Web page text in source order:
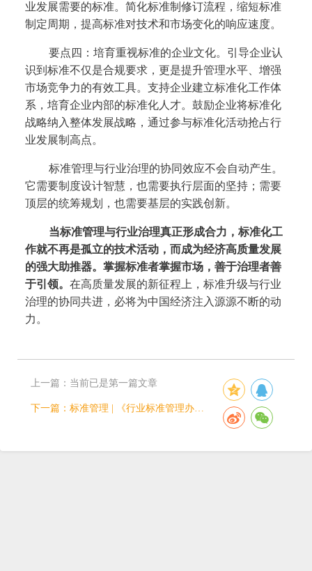
业发展需要的标准。简化标准制修订流程，缩短标准
制定周期，提高标准对技术和市场变化的响应速度。
要点四：培育重视标准的企业文化。 引导企业认
识到标准不仅是合规要求，更是提升管理水平、增强
市场竞争力的有效工具。支持企业建立标准化工作体
系，培育企业内部的标准化人才。鼓励企业将标准化
战略纳入整体发展战略，通过参与标准化活动抢占行
业发展制高点。
标准管理与行业治理的协同效应不会自动产生。
它需要制度设计智慧，也需要执行层面的坚持；需要
顶层的统筹规划，也需要基层的实践创新。
当标准管理与行业治理真正形成合力，标准化工
作就不再是孤立的技术活动，而成为经济高质量发展
的强大助推器。掌握标准者掌握市场，善于治理者善
于引领。 在高质量发展的新征程上，标准升级与行业
治理的协同共进，必将为中国经济注入源源不断的动
力。
上一篇： 当前已是第一篇文章
下一篇： 标准管理 | 《行业标准管理办法》